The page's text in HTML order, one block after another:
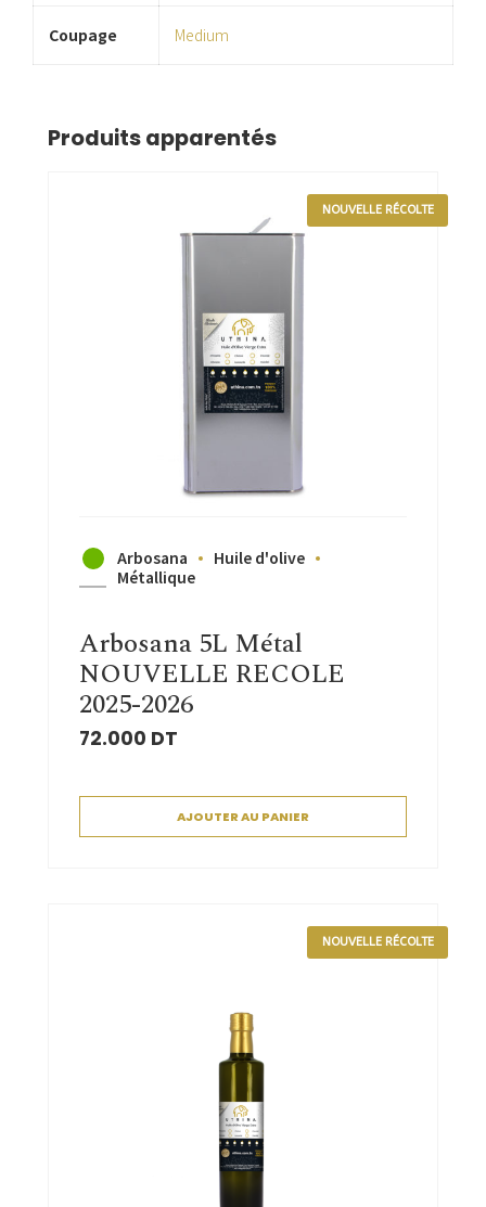
Coupage Medium
Produits apparentés
NOUVELLE RÉCOLTE
Arbosana
Huile d'olive
Métallique
Arbosana 5L Métal
NOUVELLE RECOLE
2025-2026
72.000 DT
AJOUTER AU PANIER
NOUVELLE RÉCOLTE